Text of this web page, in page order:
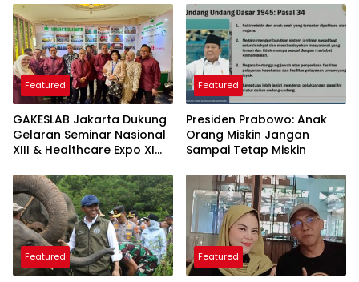
yang Perlu Diketahui
Featured
GAKESLAB Jakarta Dukung
Gelaran Seminar Nasional
XIII & Healthcare Expo XI
Featured
Presiden Prabowo: Anak
Orang Miskin Jangan
Sampai Tetap Miskin
Featured Featured